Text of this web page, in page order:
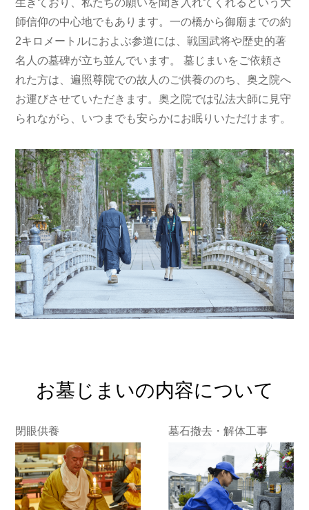
師信仰の中心地でもあります。一の橋から御廟までの約
2キロメートルにおよぶ参道には、戦国武将や歴史的著
名人の墓碑が立ち並んでいます。 墓じまいをご依頼さ
れた方は、遍照尊院での故人のご供養ののち、奥之院へ
お運びさせていただきます。奥之院では弘法大師に見守
られながら、いつまでも安らかにお眠りいただけます。
お墓じまいの内容について
閉眼供養 墓石撤去・解体工事